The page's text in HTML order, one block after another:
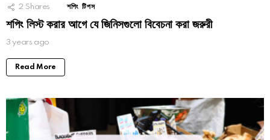
2 Shares শপিং টিপস
শপিং লিস্ট করার আগে যে জিনিসগুলো বিবেচনা করা জরুরী
3 years ago
Read More